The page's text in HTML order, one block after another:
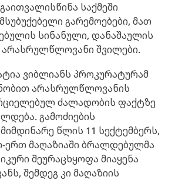
საქმეში
გარემოებები, მათ
სინანული, დანაშაულის
არასრულწლოვანი შვილები.
ვიბლიანს პროკურატურამ
არასრულწლოვანის
ძალადობის ფაქტზე
გამოძიების
წლის 11 სექტემბერს,
ერთ მაღაზიაში ბრალდებულმა
შეურაცხყოფა მიაყენა
შემდეგ კი მაღაზიის